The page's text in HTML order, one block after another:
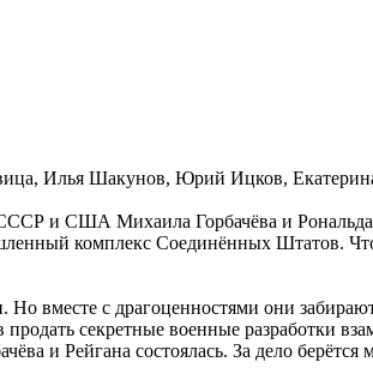
Илья Шакунов, Юрий Ицков,
СССР и США Михаила Горбачёва и
комплекс Соединённых Штатов.
вместе с драгоценностями они
секретные военные разработки
и Рейгана состоялась. За дело